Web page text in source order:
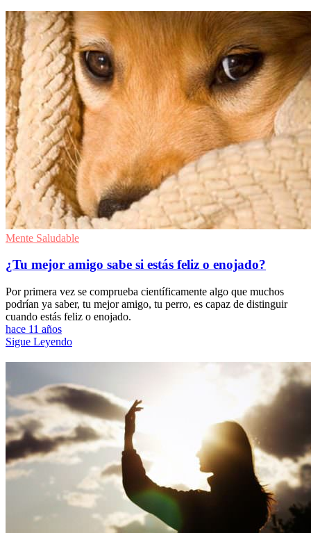
Mente Saludable
¿Tu mejor amigo sabe si estás feliz o enojado?
Por primera vez se comprueba científicamente algo que muchos
podrían ya saber, tu mejor amigo, tu perro, es capaz de distinguir
cuando estás feliz o enojado.
hace 11 años
Sigue Leyendo